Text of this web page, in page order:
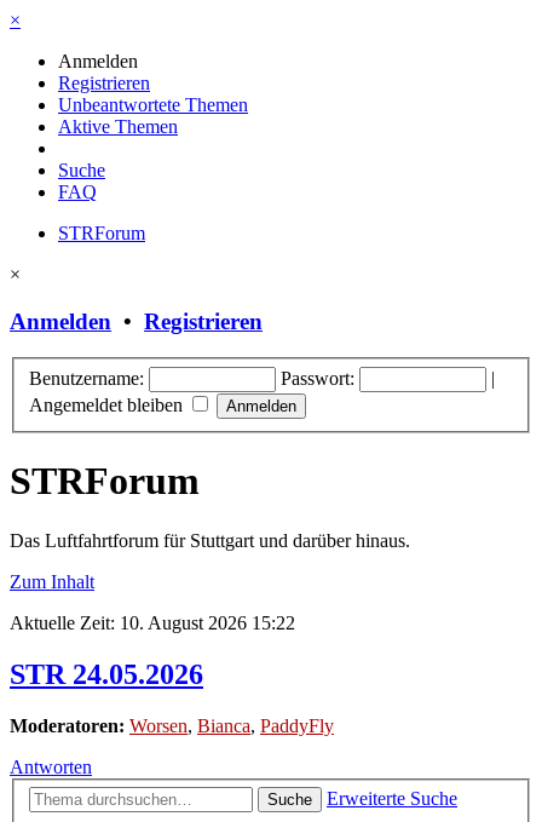
×
Anmelden
Registrieren
Unbeantwortete Themen
Aktive Themen
Suche
FAQ
STRForum
×
Anmelden • Registrieren
Benutzername: Passwort:
|
Angemeldet bleiben
STRForum
Das Luftfahrtforum für Stuttgart und darüber hinaus.
Zum Inhalt
Aktuelle Zeit: 10. August 2026 15:22
STR 24.05.2026
Moderatoren: Worsen, Bianca, PaddyFly
Antworten
Suche
Erweiterte Suche